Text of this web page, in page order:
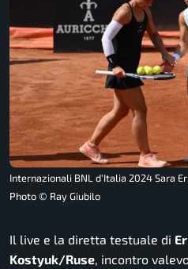
Internazionali BNL d'Italia 2024 Sara
Photo © Ray Giubilo
Il live e la diretta testuale di
Kostyuk/Ruse, incontro